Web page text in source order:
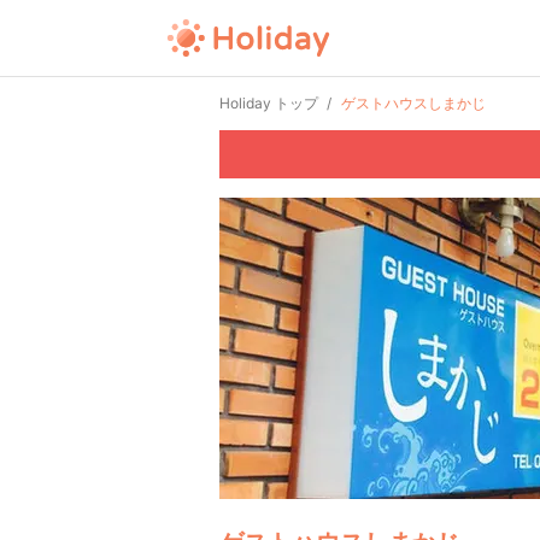
Holiday トップ ゲストハウスしまかじ